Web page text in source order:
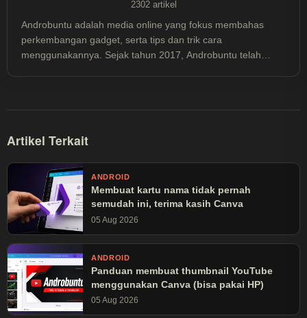
2302 artikel
Androbuntu adalah media online yang fokus membahas
perkembangan gadget, serta tips dan trik cara
menggunakannya. Sejak tahun 2017, Androbuntu telah
Artikel Terkait
ANDROID
Membuat kartu nama tidak pernah
semudah ini, terima kasih Canva
05 Aug 2026
ANDROID
Panduan membuat thumbnail YouTube
menggunakan Canva (bisa pakai HP)
05 Aug 2026